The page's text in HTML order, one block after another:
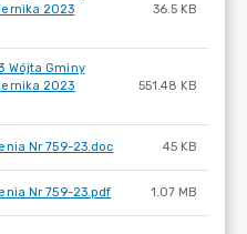
2023
36.5 KB
Wójta Gminy
2023
551.48 KB
Nr 759-23.doc 45 KB
Nr 759-23.pdf 1.07 MB